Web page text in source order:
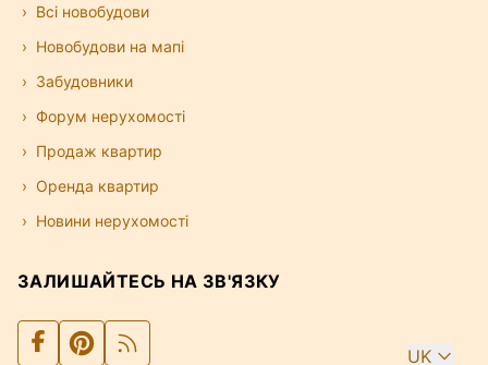
Всі новобудови
Новобудови на мапі
Забудовники
Форум нерухомості
Продаж квартир
Оренда квартир
Новини нерухомості
ЗАЛИШАЙТЕСЬ НА ЗВ'ЯЗКУ
UK